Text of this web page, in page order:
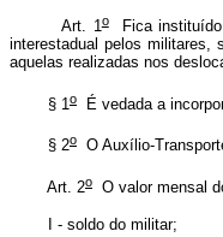
Art. 1oFica instituído
interestadual pelos militares,
aquelas realizadas nos
§ 1 o É vedada a
§ 2o O Auxílio-
Art. 2o O valor mensal
I - soldo do militar;